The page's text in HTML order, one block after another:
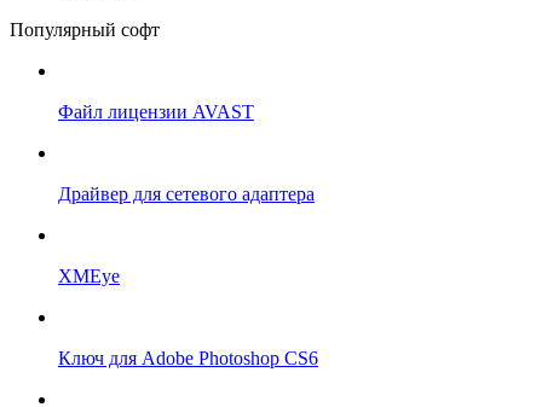
Популярный софт
Файл лицензии AVAST
Драйвер для сетевого адаптера
XMEye
Ключ для Adobe Photoshop CS6